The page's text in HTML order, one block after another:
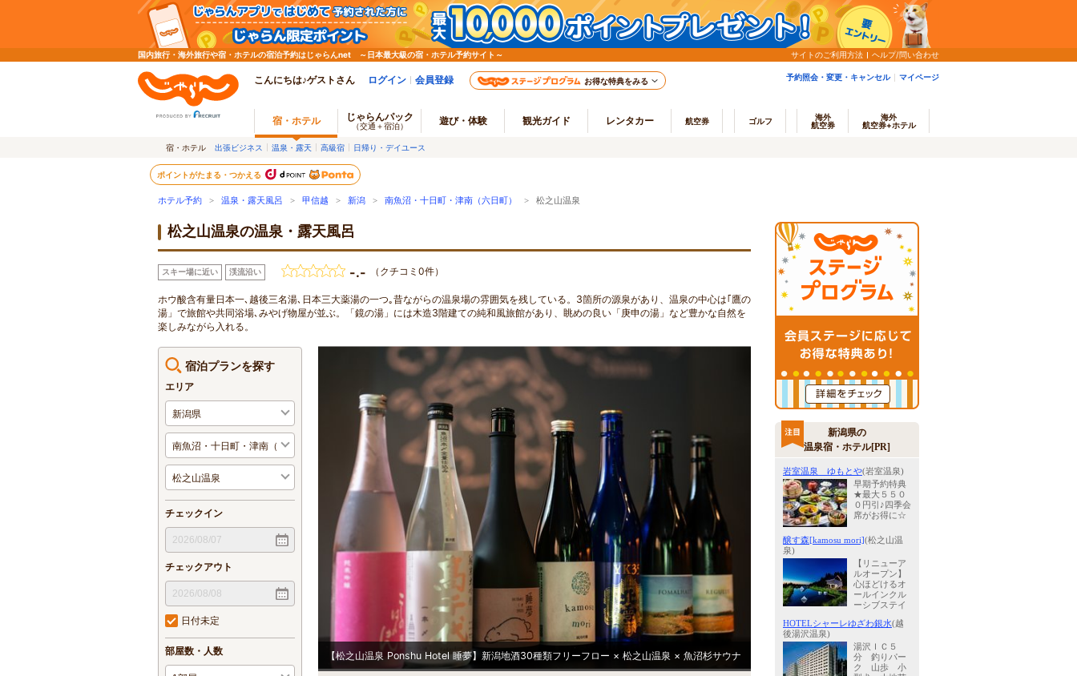
国内旅行・海外旅行や宿・ホテルの宿泊予約はじゃらんnet ～日本最大級の宿・ホテル予約サイト～ サイトのご利用方法 ヘルプ/問い合わせ
こんにちは♪ゲストさん ログイン 会員登録 お得な特典をみる 予約照会・変更・キャンセル マイページ
宿・ホテル じゃらんパック
（交通＋宿泊） 遊び・体験 観光ガイド レンタカー 航空券 ゴルフ
海外
航空券
海外
航空券+ホテル
宿・ホテル 出張ビジネス 温泉・露天 高級宿 日帰り・デイユース
ポイントがたまる・つかえる
ホテル予約 > 温泉・露天風呂 > 甲信越 > 新潟 > 南魚沼・十日町・津南（六日町） > 松之山温泉
松之山温泉の温泉・露天風呂
スキー場に近い 渓流沿い -.- （クチコミ0件）
ホウ酸含有量日本一､越後三名湯､日本三大薬湯の一つ｡昔ながらの温泉場の雰囲気を残している。3箇所の源泉があり、温泉の中心は｢鷹の
湯」で旅館や共同浴場､みやげ物屋が並ぶ。「鏡の湯」には木造3階建ての純和風旅館があり、眺めの良い「庚申の湯」など豊かな自然を
楽しみながら入れる。
宿泊プランを探す
エリア
チェックイン
チェックアウト
日付未定
部屋数・人数 【松之山温泉 Ponshu Hotel 睡夢】新潟地酒30種類フリーフロー × 松之山温泉 × 魚沼杉サウナ
新潟県の
温泉宿・ホテル[PR]
岩室温泉 ゆもとや(岩室温泉)
早期予約特典
★最大５５０
０円引♪四季会
席がお得に☆
醸す森[kamosu mori](松之山温
泉)
【リニューア
ルオープン】
心ほどけるオ
ールインクル
ーシブステイ
HOTELシャーレゆざわ銀水(越
後湯沢温泉)
湯沢ＩＣ５
分 釣りパー
ク 山歩 小